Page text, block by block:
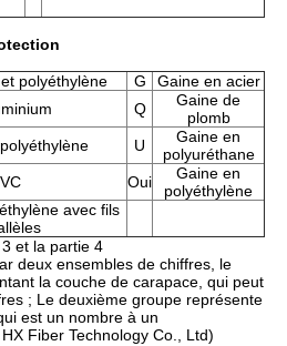
polyéthylène G
Gaine en acier
Q
Gaine de
plomb
U
Gaine en
polyuréthane
Oui
Gaine en
polyéthylène
avec fils
et la partie 4
deux ensembles de chiffres, le
la couche de carapace, qui peut
; Le deuxième groupe représente
est un nombre à un
Fiber Technology Co., Ltd)